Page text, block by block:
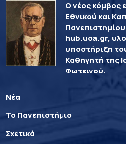
Ο νέος κόμβος
Εθνικού και
hub.uoa.gr,
υποστήριξη
Καθηγητή της
Φωτεινού.
Νέα
Το Πανεπιστήμιο
Σχετικά